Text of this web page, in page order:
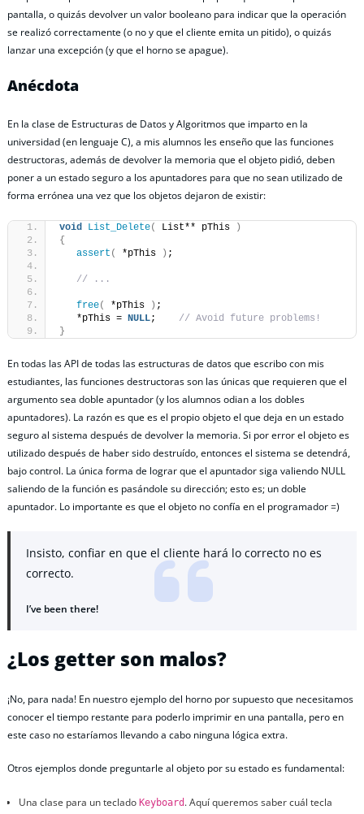
pantalla, o quizás devolver un valor booleano para indicar que la operación
se realizó correctamente (o no y que el cliente emita un pitido), o quizás
lanzar una excepción (y que el horno se apague).
Anécdota
En la clase de Estructuras de Datos y Algoritmos que imparto en la
universidad (en lenguaje C), a mis alumnos les enseño que las funciones
destructoras, además de devolver la memoria que el objeto pidió, deben
poner a un estado seguro a los apuntadores para que no sean utilizado de
forma errónea una vez que los objetos dejaron de existir:
void List_Delete( List** pThis
)
{
assert ( *pThis ) ;
// ...
free( *pThis ) ;
   *pThis =
NULL; // Avoid future problems!
}
En todas las API de todas las estructuras de datos que escribo con mis
estudiantes, las funciones destructoras son las únicas que requieren que el
argumento sea doble apuntador (y los alumnos odian a los dobles
apuntadores). La razón es que es el propio objeto el que deja en un estado
seguro al sistema después de devolver la memoria. Si por error el objeto es
utilizado después de haber sido destruído, entonces el sistema se detendrá,
bajo control. La única forma de lograr que el apuntador siga valiendo NULL
saliendo de la función es pasándole su dirección; esto es; un doble
apuntador. Lo importante es que el objeto no confía en el programador =)
Insisto, confiar en que el cliente hará lo correcto no es
correcto.
I’ve been there!
¿Los getter son malos?
¡No, para nada! En nuestro ejemplo del horno por supuesto que necesitamos
conocer el tiempo restante para poderlo imprimir en una pantalla, pero en
este caso no estaríamos llevando a cabo ninguna lógica extra.
Otros ejemplos donde preguntarle al objeto por su estado es fundamental:
Una clase para un teclado Keyboard . Aquí queremos saber cuál tecla